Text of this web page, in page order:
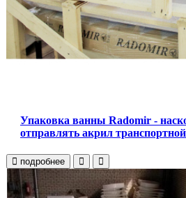
Упаковка ванны Radomir -
отправлять акрил
подробнее